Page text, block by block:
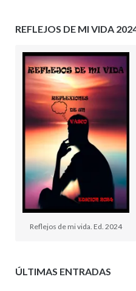
REFLEJOS DE MI VIDA
Reflejos de mi vida. Ed. 2024
ÚLTIMAS ENTRADAS